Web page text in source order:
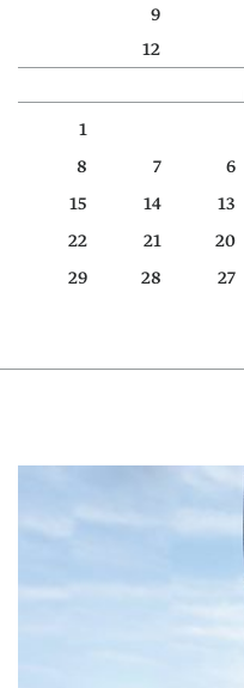
9
12
1
6
7
8
13
14
15
20
21
22
27
28
29